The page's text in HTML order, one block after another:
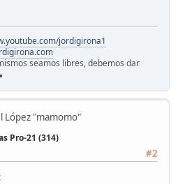
jordigirona1
seamos libres, debemos dar
López "mamomo"
Pro-21 (314)
#2